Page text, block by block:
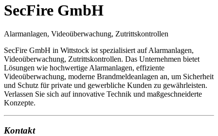
SecFire GmbH
Alarmanlagen, Videoüberwachung, Zutrittskontrollen
SecFire GmbH in Wittstock ist spezialisiert auf Alarmanlagen,
Videoüberwachung, Zutrittskontrollen. Das Unternehmen bietet
Lösungen wie hochwertige Alarmanlagen, effiziente
Videoüberwachung, moderne Brandmeldeanlagen an, um Sicherheit
und Schutz für private und gewerbliche Kunden zu gewährleisten.
Verlassen Sie sich auf innovative Technik und maßgeschneiderte
Konzepte.
Kontakt